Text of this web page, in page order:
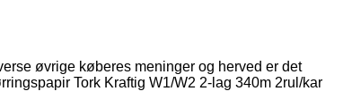
øvrige køberes meninger og herved er det
Tork Kraftig W1/W2 2-lag 340m 2rul/kar